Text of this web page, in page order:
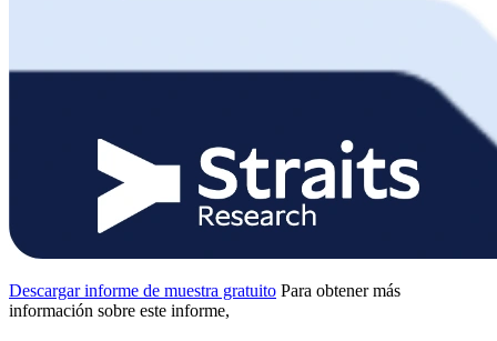
Descargar informe de muestra gratuito Para obtener más
información sobre este informe,